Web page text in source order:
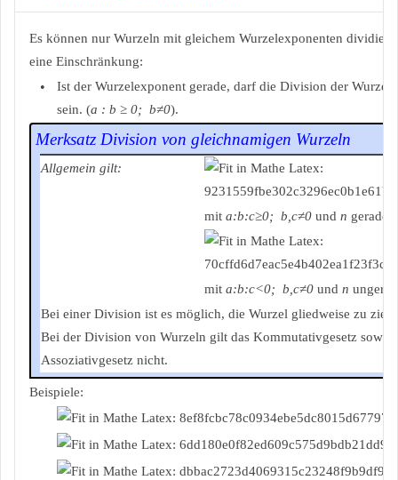
Es können nur Wurzeln mit gleichem Wurzelexponenten dividiert
eine Einschränkung:
•
Ist der Wurzelexponent gerade, darf die Division der
sein. (a : b ≥ 0; b≠0).
Merksatz Division von gleichnamigen Wurzeln
Allgemein gilt:
mit a:b:c≥0; b,c≠0 und n gerade.
mit a:b:c<0; b,c≠0 und n
Bei einer Division ist es möglich, die Wurzel gliedweise zu
Bei der Division von Wurzeln gilt das Kommutativgesetz sowie
Assoziativgesetz nicht.
Beispiele: